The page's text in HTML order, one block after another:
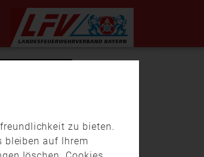
zu bieten.
bleiben auf Ihrem